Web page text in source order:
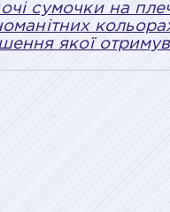
сумочки на
якої